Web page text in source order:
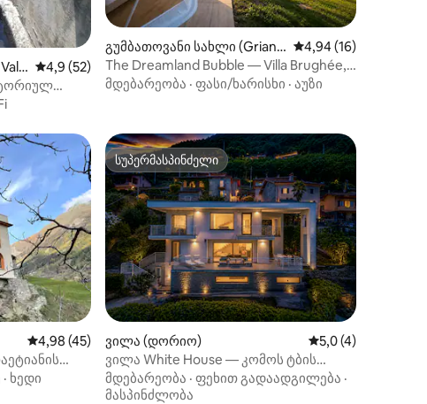
საშუალო შეფასებაა 5‑დან 4,9, 52 მიმოხილვა
4,9 (52)
გუმბათოვანი სახლი (Griant
e)
საშუალო შეფასებაა
4,94 (16)
The Dreamland Bubble — Villa Brughée,
კომოს ტბა
მდებარეობა · ფასი/ხარისხი · აუზი
ვარიანტი
საშუალო შეფასებაა 5‑დან 4,98, 45 მიმოხილვა
4,98 (45)
· ხედი
სუპერმასპინძელი
სუპერმასპინძელი
ვილა (დორიო) საშუალო
5,0 (4)
ვილა White House — კომოს ტბის
განსაცვიფრებელი ხედები
მდებარეობა · ფეხით გადაადგილება ·
მასპინძლობა